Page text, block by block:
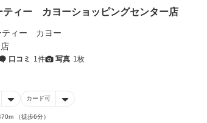
ティー カヨーショッピングセンター店
口コミ 1件 写真 1枚
カード可
（徒歩6分）